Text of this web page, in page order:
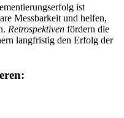
ist
Messbarkeit und helfen,
Retrospektiven fördern die
langfristig den Erfolg der